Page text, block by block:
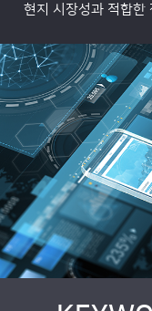
현지 시장성과 적합한